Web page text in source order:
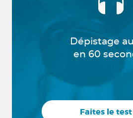
Dépistage
en 60
Faites le test